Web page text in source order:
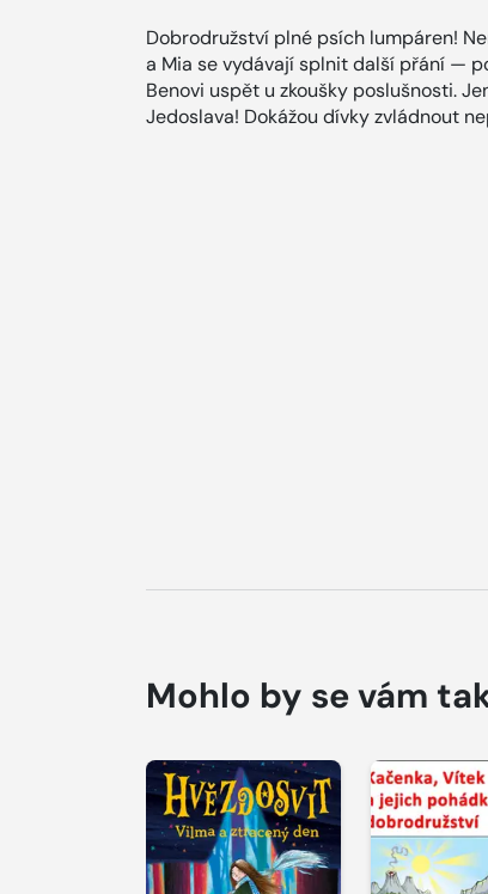
Dobrodružství plné psích lumpáren!
a Mia se vydávají splnit další přání —
Benovi uspět u zkoušky poslušnosti.
Jedoslava! Dokážou dívky zvládnout
Mohlo by se vám